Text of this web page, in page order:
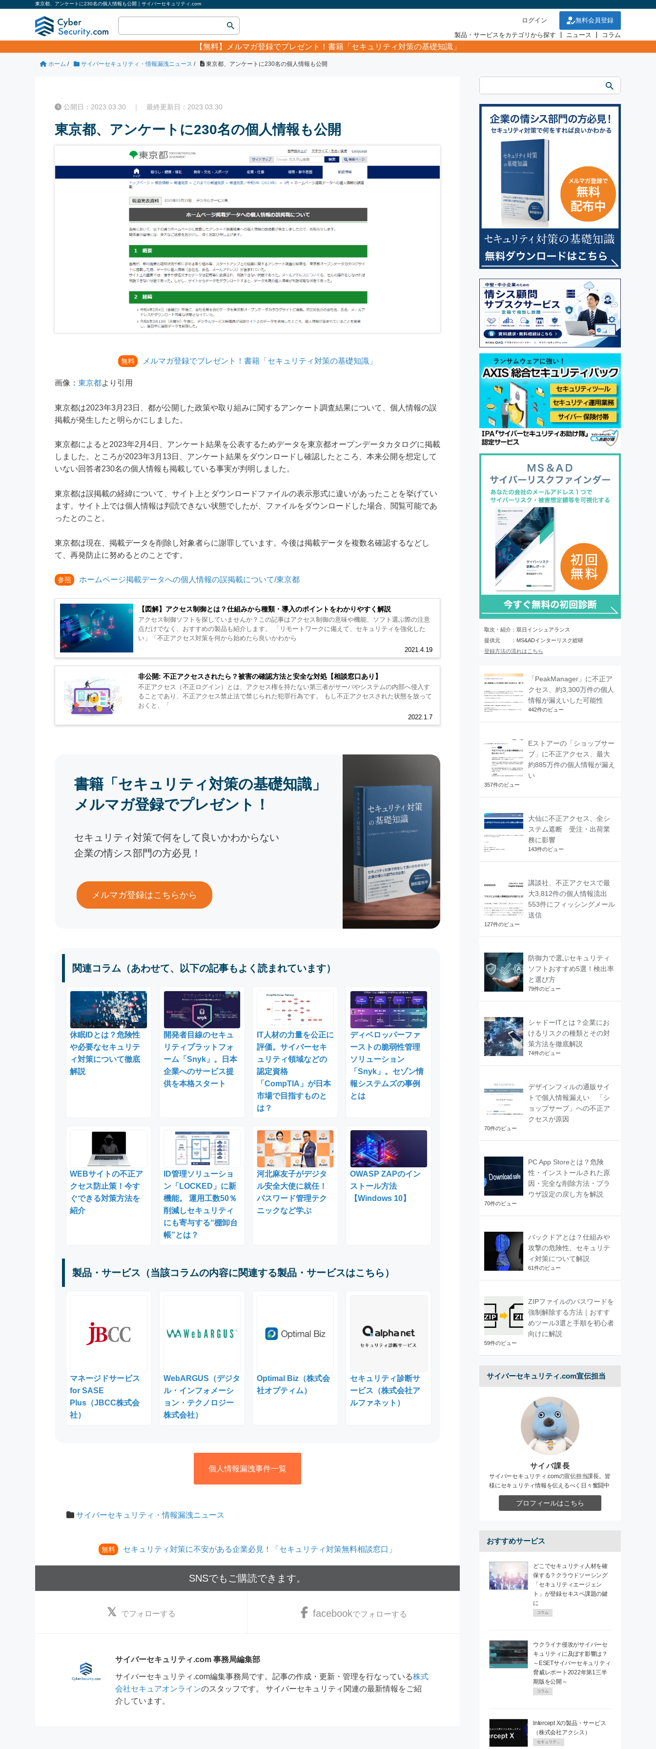
東京都、アンケートに230名の個人情報も公開｜サイバーセキュリティ.com
ログイン
無料会員登録
製品・サービスをカテゴリから探す
ニュース コラム
【無料】 メルマガ登録でプレゼント！書籍「セキュリティ対策の基礎知識」
ホーム / サイバーセキュリティ・情報漏洩ニュース / 東京都、アンケートに230名の個人情報も公開
公開日：2023.03.30 ｜ 最終更新日：2023.03.30
東京都、アンケートに230名の個人情報も公開
無料 メルマガ登録でプレゼント！書籍「セキュリティ対策の基礎知識」
画像： 東京都より引用
東京都は2023年3月23日、都が公開した政策や取り組みに関するアンケート調査結果について、個人情報の誤
掲載が発生したと明らかにしました。
東京都によると2023年2月4日、アンケート結果を公表するためデータを東京都オープンデータカタログに掲載
しました。ところが2023年3月13日、アンケート結果をダウンロードし確認したところ、本来公開を想定して
いない回答者230名の個人情報も掲載している事実が判明しました。
東京都は誤掲載の経緯について、サイト上とダウンロードファイルの表示形式に違いがあったことを挙げてい
ます。サイト上では個人情報は判読できない状態でしたが、ファイルをダウンロードした場合、閲覧可能であ
ったとのこと。
東京都は現在、掲載データを削除し対象者らに謝罪しています。今後は掲載データを複数名確認するなどし
て、再発防止に努めるとのことです。
参照 ホームページ掲載データへの個人情報の誤掲載について/東京都
【図解】アクセス制御とは？仕組みから種類・導入のポイントをわかりやすく解説
2021.4.19
アクセス制御ソフトを探していませんか？この記事はアクセス制御の意味や機能、ソフト選ぶ際の注意
点だけでなく、おすすめの製品も紹介します。 「リモートワークに備えて、セキュリティを強化した
い」「不正アクセス対策を何から始めたら良いかわから
非公開: 不正アクセスされたら？被害の確認方法と安全な対処【相談窓口あり】
2022.1.7
不正アクセス（不正ログイン）とは、アクセス権を持たない第三者がサーバやシステムの内部へ侵入す
ることであり、不正アクセス禁止法で禁じられた犯罪行為です。 もし不正アクセスされた状態を放って
おくと、「
書籍「セキュリティ対策の基礎知識」
メルマガ登録でプレゼント！
セキュリティ対策で何をして良いかわからない
企業の情シス部門の方必見！
メルマガ登録はこちらから
関連コラム（あわせて、以下の記事もよく読まれています）
休眠IDとは？危険性
や必要なセキュリテ
ィ対策について徹底
解説
開発者目線のセキュ
リティプラットフォ
ーム「Snyk」。日本
企業へのサービス提
供を本格スタート
IT人材の力量を公正に
評価。サイバーセキ
ュリティ領域などの
認定資格
「CompTIA」が日本
市場で目指すものと
は？
ディベロッパーファ
ーストの脆弱性管理
ソリューション
「Snyk」。セゾン情
報システムズの事例
とは
WEBサイトの不正ア
クセス防止策！今す
ぐできる対策方法を
紹介
ID管理ソリューショ
ン「LOCKED」に新
機能。 運用工数50％
削減しセキュリティ
にも寄与する“棚卸台
帳”とは？
河北麻友子がデジタ
ル安全大使に就任！
パスワード管理テク
ニックなど学ぶ
OWASP ZAPのイン
ストール方法
【Windows 10】
製品・サービス（当該コラムの内容に関連する製品・サービスはこちら）
マネージドサービス
for SASE
Plus（JBCC株式会
社）
WebARGUS（デジタ
ル・インフォメーシ
ョン・テクノロジー
株式会社）
Optimal Biz（株式会
社オプティム）
セキュリティ診断サ
ービス（株式会社ア
ルファネット）
個人情報漏洩事件一覧
サイバーセキュリティ・情報漏洩ニュース
無料 セキュリティ対策に不安がある企業必見！「セキュリティ対策無料相談窓口」
SNSでもご購読できます。
でフォローする facebookでフォローする
サイバーセキュリティ.com 事務局編集部
サイバーセキュリティ.com編集事務局です。記事の作成・更新・管理を行なっている株式
会社セキュアオンラインのスタッフです。 サイバーセキュリティ関連の最新情報をご紹
介しています。
取次・紹介：双日インシュアランス
提供元 ：MS&ADインターリスク総研
登録方法の流れはこちら
「PeakManager」に不正ア
クセス、約3,300万件の個人
情報が漏えいした可能性
442件のビュー
Eストアーの「ショップサー
ブ」に不正アクセス、最大
約885万件の個人情報が漏え
い
357件のビュー
大仙に不正アクセス、全シ
ステム遮断 受注・出荷業
務に影響
143件のビュー
講談社、不正アクセスで最
大3,812件の個人情報流出
553件にフィッシングメール
送信
127件のビュー
防御力で選ぶセキュリティ
ソフトおすすめ5選！検出率
と選び方
79件のビュー
シャドーITとは？企業にお
けるリスクの種類とその対
策方法を徹底解説
74件のビュー
デザインフィルの通販サイ
トで個人情報漏えい 「シ
ョップサーブ」への不正ア
クセスが原因
70件のビュー
PC App Storeとは？危険
性・インストールされた原
因・完全な削除方法・ブラ
ウザ設定の戻し方を解説
70件のビュー
バックドアとは？仕組みや
攻撃の危険性、セキュリテ
ィ対策について解説
61件のビュー
ZIPファイルのパスワードを
強制解除する方法｜おすす
めツール3選と手順を初心者
向けに解説
59件のビュー
サイバーセキュリティ.com宣伝担当
サイバ課長
サイバーセキュリティ.comの宣伝担当課長。皆
様にセキュリティ情報を伝えるべく日々奮闘中
プロフィールはこちら
おすすめサービス
どこでセキュリティ人材を確
保する？クラウドソーシング
「セキュリティエージェン
ト」が登録セキスペ課題の鍵
に
コラム
ウクライナ侵攻がサイバーセ
キュリティに及ぼす影響は？
～ESETサイバーセキュリティ
脅威レポート2022年第1三半
期版を公開～
コラム
Intercept Xの製品・サービス
（株式会社アクシス）
セキュリティPR